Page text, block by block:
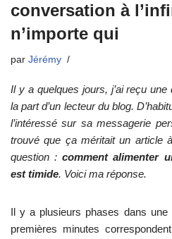
conversation à
n’importe qui
par Jérémy
Il y a quelques jours, j’ai reçu
la part d’un lecteur du blog.
l’intéressé sur sa messagerie
trouvé que ça méritait un article
question :comment alimenter
est timide. Voici ma réponse.
Il y a plusieurs phases dans une
premières minutes